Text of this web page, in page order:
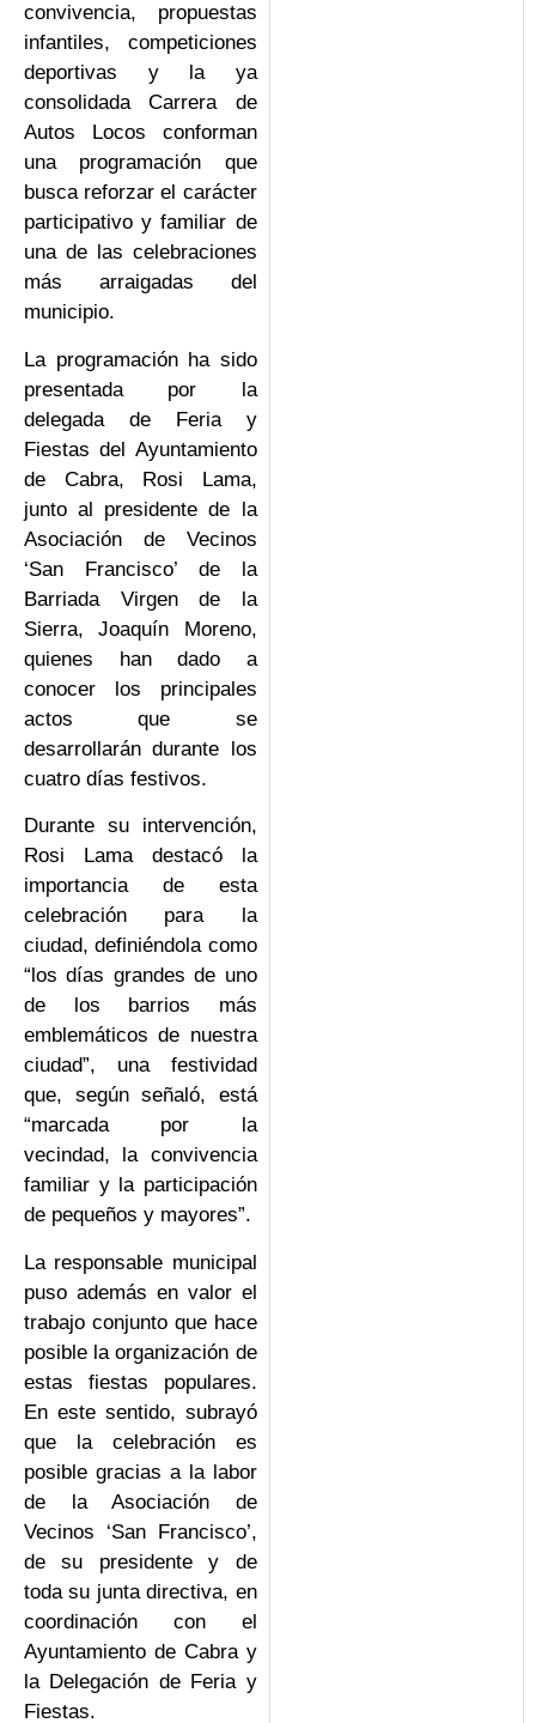
convivencia, propuestas
infantiles, competiciones
deportivas y la ya
consolidada Carrera de
Autos Locos conforman
una programación que
busca reforzar el carácter
participativo y familiar de
una de las celebraciones
más arraigadas del
municipio.
La programación ha sido
presentada por la
delegada de Feria y
Fiestas del Ayuntamiento
de Cabra, Rosi Lama,
junto al presidente de la
Asociación de Vecinos
‘San Francisco’ de la
Barriada Virgen de la
Sierra, Joaquín Moreno,
quienes han dado a
conocer los principales
actos que se
desarrollarán durante los
cuatro días festivos.
Durante su intervención,
Rosi Lama destacó la
importancia de esta
celebración para la
ciudad, definiéndola como
“los días grandes de uno
de los barrios más
emblemáticos de nuestra
ciudad”, una festividad
que, según señaló, está
“marcada por la
vecindad, la convivencia
familiar y la participación
de pequeños y mayores”.
La responsable municipal
puso además en valor el
trabajo conjunto que hace
posible la organización de
estas fiestas populares.
En este sentido, subrayó
que la celebración es
posible gracias a la labor
de la Asociación de
Vecinos ‘San Francisco’,
de su presidente y de
toda su junta directiva, en
coordinación con el
Ayuntamiento de Cabra y
la Delegación de Feria y
Fiestas.